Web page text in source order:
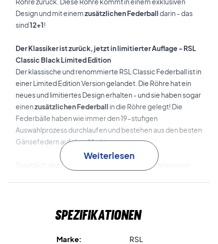
Design und mit einemzusätzlichen Federballdarin - das
sind12+1!
Der Klassiker ist zurück, jetzt in limitierter Auflage - RSL
Classic Black Limited Edition
Der klassische und renommierte RSL Classic Federball ist in
einer Limited Edition Version gelandet. Die Röhre hat ein
neues und limitiertes Design erhalten - und sie haben sogar
einenzusätzlichen Federball in die Röhre gelegt! Die
Federbälle haben wie immer den 19-stufigen
Auswahlprozess durchlaufen und bestehen aus den besten
Gänsefedern auf dem Markt.
Zusätzlich dazu ist er auch ein von der BWF zugelassener
Sie eine oder mehrere Röhren exklusiv bei uns!
Geschwindigkeiten 77 und 78 erhältlich!
Weiterlesen
Spezifikationen
Marke:
RSL